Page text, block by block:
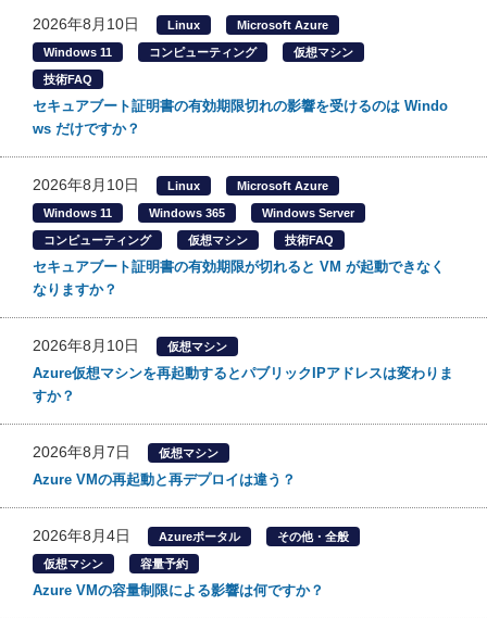
2026年8月10日 Linux Microsoft Azure
Windows 11 コンピューティング 仮想マシン
技術FAQ
セキュアブート証明書の有効期限切れの影響を受けるのは Windo
ws だけですか？
2026年8月10日 Linux Microsoft Azure
Windows 11 Windows 365 Windows Server
コンピューティング 仮想マシン 技術FAQ
セキュアブート証明書の有効期限が切れると VM が起動できなく
なりますか？
2026年8月10日 仮想マシン
Azure仮想マシンを再起動するとパブリックIPアドレスは変わりま
すか？
2026年8月7日 仮想マシン
Azure VMの再起動と再デプロイは違う？
2026年8月4日 Azureポータル その他・全般
仮想マシン 容量予約
Azure VMの容量制限による影響は何ですか？